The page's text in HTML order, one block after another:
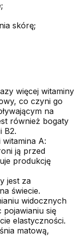
skórę;
więcej witaminy
co czyni go
na
również bogaty
В2.
witamina А:
ją przed
produkcję
jest za
świecie.
widocznych
pojawianiu się
elastyczności.
matową,